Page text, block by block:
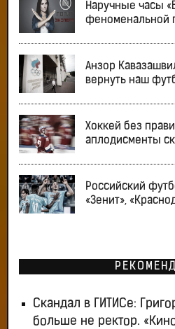
Наручные часы
феноменальной
Анзор
вернуть наш
Хоккей без
аплодисменты
Российский
«Зенит»,
Скандал в ГИТИСе:
больше не ректор.